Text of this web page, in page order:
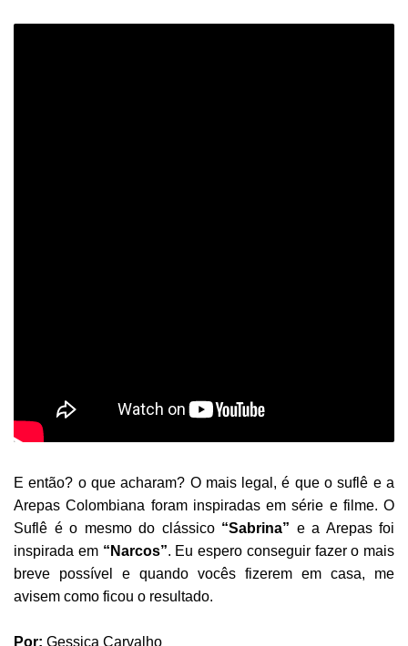
E então? o que acharam? O mais legal, é que o suflê e a
Arepas Colombiana foram inspiradas em série e filme. O
Suflê é o mesmo do clássico “Sabrina” e a Arepas foi
inspirada em “Narcos”. Eu espero conseguir fazer o mais
breve possível e quando vocês fizerem em casa, me
avisem como ficou o resultado.
Por: Gessica Carvalho